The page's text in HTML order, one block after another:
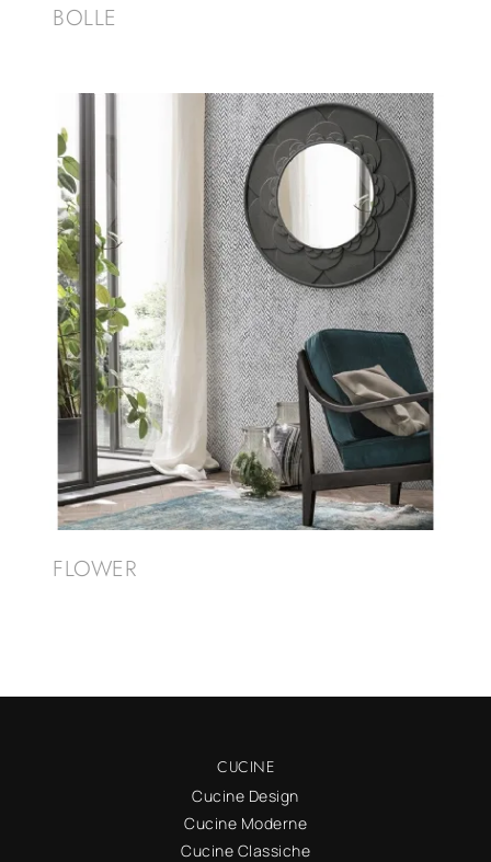
BOLLE
FLOWER
CUCINE
Cucine Design
Cucine Moderne
Cucine Classiche